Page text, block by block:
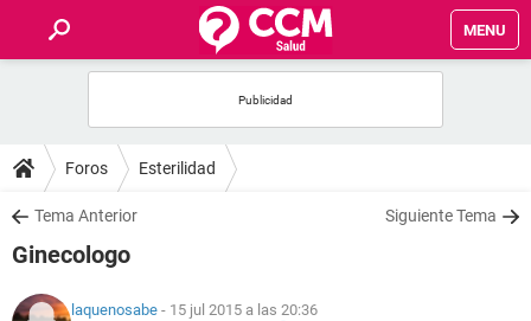
MENU
FOROS
SALUD
Foros Esterilidad
Tema Anterior Siguiente Tema
Ginecologo
laquenosabe - 15 jul 2015 a las 20:36